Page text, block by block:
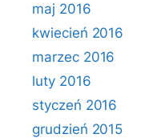
maj 2016
kwiecień 2016
marzec 2016
luty 2016
styczeń 2016
grudzień 2015